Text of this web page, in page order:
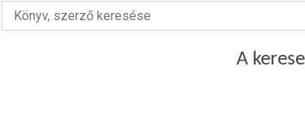
A